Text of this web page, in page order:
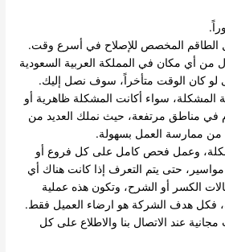
الطاقم المخصص للإصلاح في أسرع وقت.
من أي مكان في المملكة العربية السعودية
كان الوقت متأخراً، سوف نصل إليك.
سواء أكانت المشكلة ظاهرية أو
في مناطق مرتفعة، حيث نملك العديد من
من ممارسة العمل بسهولة.
وعمل فحص كامل على كل فروع أو
حتى يتم التعرف إذا كانت هناك أي
الكسر أو الشرح، وتكون هذه عملية
فكل هدف الشركة هو ارضاء العميل فقط.
عند الاتصال بنا والاطلاع على كل